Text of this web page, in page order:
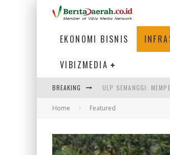
EKONOMI BISNIS
VIBIZMEDIA
BREAKING
ULP SEMANGGI:
BAKMI PANGSIT
KETIKA INSTITUSI
Home Featured